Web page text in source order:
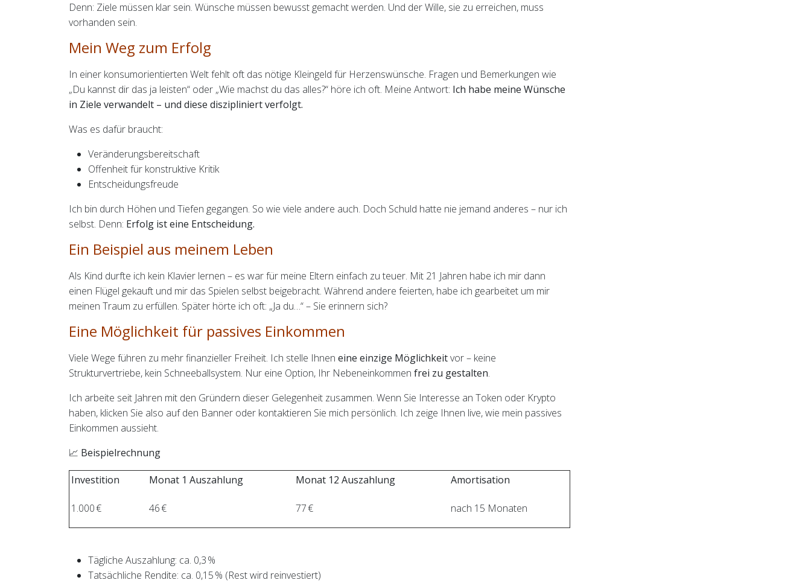
Denn: Ziele müssen klar sein. Wünsche müssen bewusst gemacht werden. Und der Wille, sie zu erreichen, muss
vorhanden sein.
Mein Weg zum Erfolg
In einer konsumorientierten Welt fehlt oft das nötige Kleingeld für Herzenswünsche. Fragen und Bemerkungen wie
„Du kannst dir das ja leisten“ oder „Wie machst du das alles?“ höre ich oft. Meine Antwort: Ich habe meine Wünsche
in Ziele verwandelt – und diese diszipliniert verfolgt.
Was es dafür braucht:
Veränderungsbereitschaft
Offenheit für konstruktive Kritik
Entscheidungsfreude
Ich bin durch Höhen und Tiefen gegangen. So wie viele andere auch. Doch Schuld hatte nie jemand anderes – nur ich
selbst. Denn: Erfolg ist eine Entscheidung.
Ein Beispiel aus meinem Leben
Als Kind durfte ich kein Klavier lernen – es war für meine Eltern einfach zu teuer. Mit 21 Jahren habe ich mir dann
einen Flügel gekauft und mir das Spielen selbst beigebracht. Während andere feierten, habe ich gearbeitet um mir
meinen Traum zu erfüllen. Später hörte ich oft: „Ja du…“ – Sie erinnern sich?
Eine Möglichkeit für passives Einkommen
Viele Wege führen zu mehr finanzieller Freiheit. Ich stelle Ihnen eine einzige Möglichkeitvor – keine
Strukturvertriebe, kein Schneeballsystem. Nur eine Option, Ihr Nebeneinkommen frei zu gestalten.
Ich arbeite seit Jahren mit den Gründern dieser Gelegenheit zusammen. Wenn Sie Interesse an Token oder Krypto
haben, klicken Sie also auf den Banner oder kontaktieren Sie mich persönlich. Ich zeige Ihnen live, wie mein passives
Einkommen aussieht.
📈 Beispielrechnung
Investition Monat 1 Auszahlung Monat 12 Auszahlung Amortisation
1.000 € 46 € 77 € nach 15 Monaten
Tägliche Auszahlung: ca. 0,3 %
Tatsächliche Rendite: ca. 0,15 % (Rest wird reinvestiert)